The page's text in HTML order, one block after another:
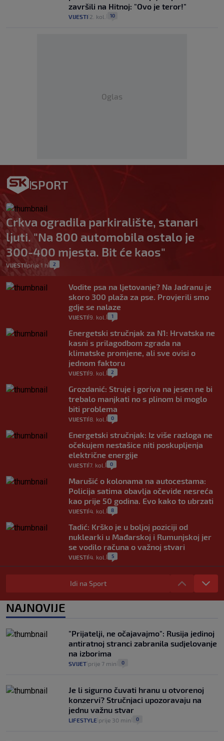
završili na Hitnoj: "Ovo je teror!"
VIJESTI 2. kol. 10
Oglas
SPORT
Crkva ogradila parkiralište, stanari
ljuti. "Na 800 automobila ostalo je
300-400 mjesta. Bit će kaos"
VIJESTI prije 1 h 2
Vodite psa na ljetovanje? Na Jadranu je
skoro 300 plaža za pse. Provjerili smo
gdje se nalaze
VIJESTI 9. kol. 1
Energetski stručnjak za N1: Hrvatska ne
kasni s prilagodbom zgrada na
klimatske promjene, ali sve ovisi o
jednom faktoru
VIJESTI 9. kol. 2
Grozdanić: Struje i goriva na jesen ne bi
trebalo manjkati no s plinom bi moglo
biti problema
VIJESTI 8. kol. 0
Energetski stručnjak: Iz više razloga ne
očekujem nestašice niti poskupljenja
električne energije
VIJESTI 7. kol. 0
Marušić o kolonama na autocestama:
Policija satima obavlja očevide nesreća
kao prije 50 godina. Evo kako to ubrzati
VIJESTI 4. kol. 8
Tadić: Krško je u boljoj poziciji od
nuklearki u Mađarskoj i Rumunjskoj jer
se vodilo računa o važnoj stvari
VIJESTI 4. kol. 5
Stručnjak o prometnom kolapsu u
Konavlima na granici s Crnom Gorom:
"Idućeg ljeta bit će još gore"
3
mora. Provjerili smo brodske linije i
cijene
3. kol. 2
Idi na Sport
NAJNOVIJE
"Prijatelji, ne očajavajmo": Rusija jedinoj
antiratnoj stranci zabranila sudjelovanje
na izborima
SVIJET prije 7 min 0
Je li sigurno čuvati hranu u otvorenoj
konzervi? Stručnjaci upozoravaju na
jednu važnu stvar
LIFESTYLE prije 30 min 0